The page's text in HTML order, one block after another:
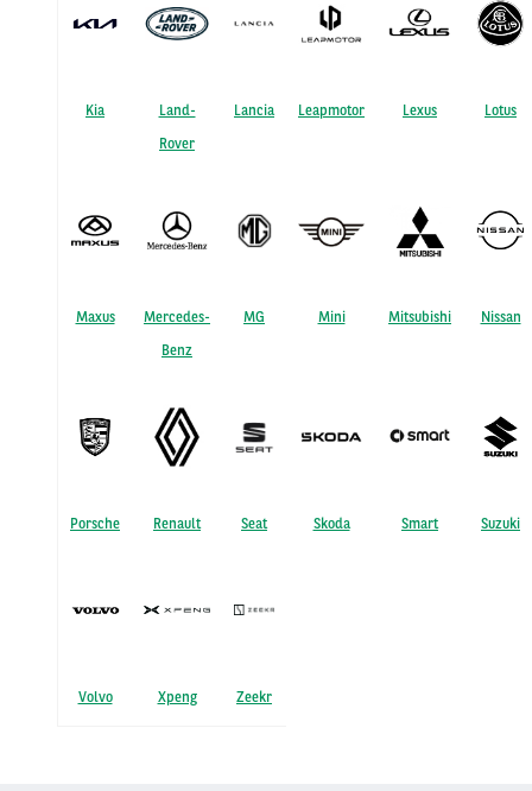
Kia
Land-
Rover
Lancia Leapmotor Lexus Lotus
Maxus
Mercedes-
Benz
MG Mini Mitsubishi Nissan
Porsche Renault Seat Skoda Smart Suzuki
Volvo Xpeng Zeekr